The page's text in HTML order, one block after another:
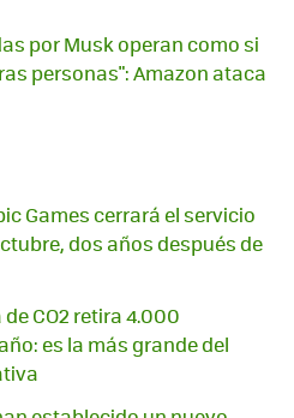
por Musk operan como si
personas": Amazon ataca
Games cerrará el servicio
dos años después de
CO2 retira 4.000
es la más grande del